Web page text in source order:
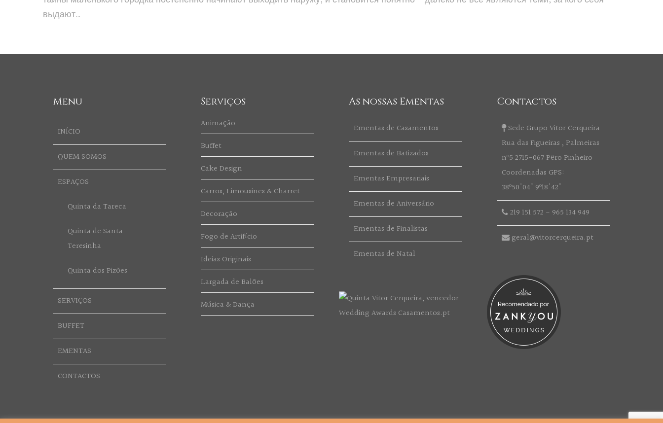
выдают…
Menu
INÍCIO
QUEM SOMOS
ESPAÇOS
Quinta da Tareca
Quinta de Santa
Teresinha
Quinta dos Pizões
SERVIÇOS
BUFFET
EMENTAS
CONTACTOS
Serviços
Animação
Buffet
Cake Design
Carros, Limousines & Charret
Decoração
Fogo de Artifício
Ideias Originais
Largada de Balões
Música & Dança
As nossas Ementas
Ementas de Casamentos
Ementas de Batizados
Ementas Empresariais
Ementas de Aniversário
Ementas de Finalistas
Ementas de Natal
Contactos
Sede Grupo Vitor Cerqueira
Rua das Figueiras , Palmeiras
nº5 2715-067 Pêro Pinheiro
Coordenadas GPS:
38º50'04" 9º18'42"
219 151 572 - 965 134 949
geral@vitorcerqueira.pt